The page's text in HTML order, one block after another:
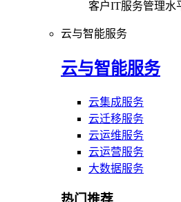
客户IT服务管理水
云与智能服务
云与智能服务
云集成服务
云迁移服务
云运维服务
云运营服务
大数据服务
热门推荐